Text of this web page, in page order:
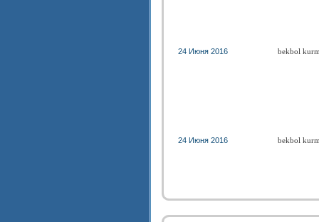
24 Июня 2016 bekbol
24 Июня 2016 bekbol